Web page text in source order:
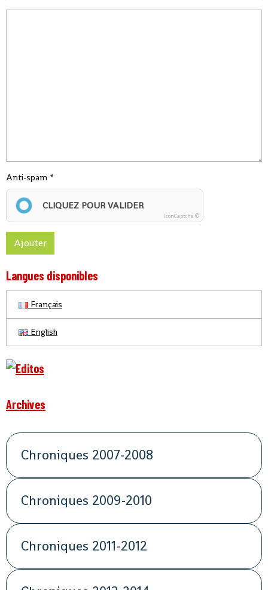
Anti-spam
CLIQUEZ POUR VALIDER
IconCaptcha ©
Ajouter
Langues disponibles
Français
English
Archives
Chroniques 2007-2008
Chroniques 2009-2010
Chroniques 2011-2012